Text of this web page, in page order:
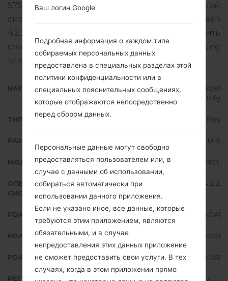
S7582LUBUAOA1. Версия операционной
системы данной прошивки Android Jelly Bean
4.2.2. Подробная инструкция, как прошить
стоковую прошивку на устройства Samsung
здесь
НАЗВАНИЕ ФАЙЛА
GT-S7582L_TPA_1_2015020408261
0_22iivo84fg
ТИП ПРОШИВКИ 4 files
РАЗМЕР ФАЙЛА 635.29 MiB
МОДЕЛЬ Samsung GT-S7582L
ОПЕРАЦИОННАЯ
СИСТЕМА
Android Jelly Bean 4.2.2
PDA/AP ВЕРСИЯ S7582LUBUAOA1
PDA/AP ВЕРСИЯ S7582LUUBAOA1
PDA/AP ВЕРСИЯ S7582LUBUAOA1
РЕГИОН
Ваш логин Google
Подробная информация о каждом типе
собираемых персональных данных
предоставлена в специальных разделах этой
политики конфиденциальности или в
специальных пояснительных сообщениях,
которые отображаются непосредственно
перед сбором данных.
Персональные данные могут свободно
предоставляться пользователем или, в
случае с данными об использовании,
собираться автоматически при
использовании данного приложения.
Если не указано иное, все данные, которые
требуются этим приложением, являются
обязательными, и в случае
непредоставления этих данных приложение
не сможет предоставить свои услуги. В тех
случаях, когда в этом приложении прямо